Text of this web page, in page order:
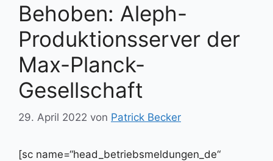
Behoben: Aleph-
Produktionsserver der
Max-Planck-
Gesellschaft
29. April 2022 von Patrick Becker
[sc name=“head_betriebsmeldungen_de“